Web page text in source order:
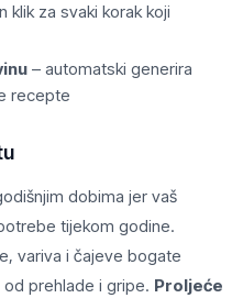
klik za svaki korak koji
– automatski generira
recepte
dobima jer vaš
tijekom godine.
variva i čajeve bogate
prehlade i gripe. Proljeće